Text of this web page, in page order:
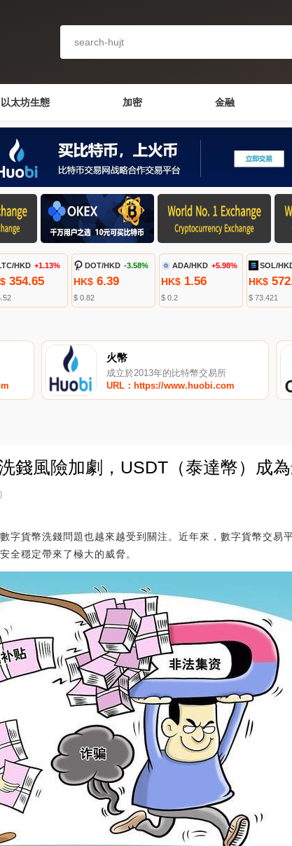
以太坊生態 加密 金融
HKD +1.13%
354.65
DOT/HKD -3.58%
HK$6.39
$ 0.82
ADA/HKD +5.98%
HK$1.56
$ 0.2
SOL/
HK$
$ 73.421
火幣
成立於2013年的比特幣交易所
URL：https://www.huobi.com
錢風險加劇，USDT（泰達幣）成
字貨幣洗錢問題也越來越受到關注。近年來，數字貨幣交易
全穩定帶來了極大的威脅。